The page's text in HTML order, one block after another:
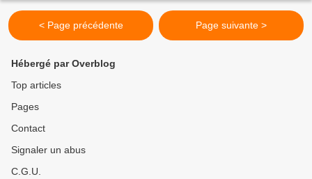
< Page précédente Page suivante >
Hébergé par Overblog
Top articles
Pages
Contact
Signaler un abus
C.G.U.